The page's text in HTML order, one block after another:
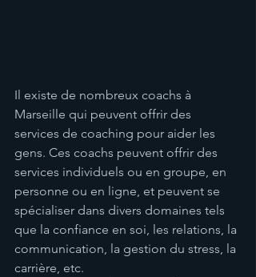
Il existe de nombreux coachs à
Marseille qui peuvent offrir des
services de coaching pour aider les
gens. Ces coachs peuvent offrir des
services individuels ou en groupe, en
personne ou en ligne, et peuvent se
spécialiser dans divers domaines tels
que la confiance en soi, les relations, la
communication, la gestion du stress, la
carrière, etc.